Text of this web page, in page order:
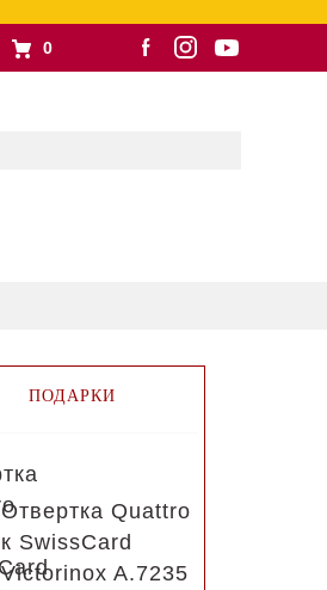
0
ПОДАРКИ
Отвертка Quattro
к SwissCard
Victorinox A.7235